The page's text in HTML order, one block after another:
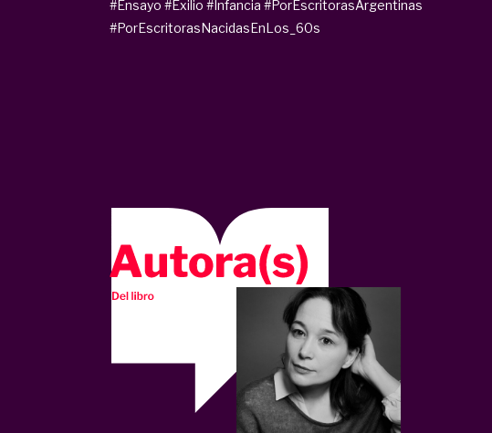
#Ensayo #Exilio #Infancia #PorEscritorasArgentinas
#PorEscritorasNacidasEnLos_60s